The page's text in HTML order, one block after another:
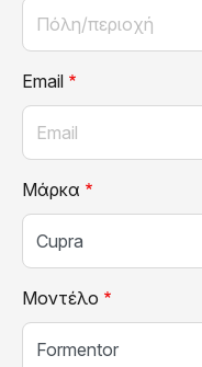
Email
Μάρκα
Μοντέλο